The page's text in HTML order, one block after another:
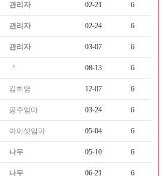
관리자 02-21 6
관리자 02-24 6
관리자 03-07 6
..! 08-13 6
김희영 12-07 6
공주엄마 03-24 6
아이셋엄마 05-04 6
나무 05-10 6
나무 06-21 6